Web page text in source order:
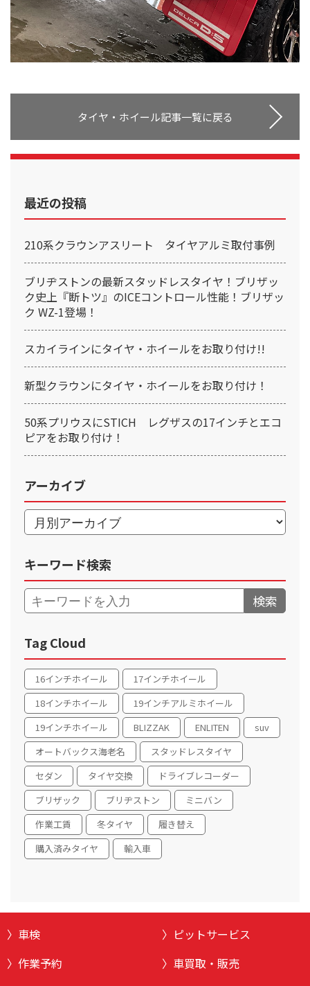
タイヤ・ホイール記事一覧に戻る
最近の投稿
210系クラウンアスリート タイヤアルミ取付事例
ブリヂストンの最新スタッドレスタイヤ！ブリザッ
ク史上『断トツ』のICEコントロール性能！ブリザッ
ク WZ-1登場！
スカイラインにタイヤ・ホイールをお取り付け!!
新型クラウンにタイヤ・ホイールをお取り付け！
50系プリウスにSTICH レグザスの17インチとエコ
ピアをお取り付け！
アーカイブ
キーワード検索
検索
Tag Cloud
16インチホイール
17インチホイール
18インチホイール
19インチアルミホイール
19インチホイール
BLIZZAK ENLITEN
suv
オートバックス海老名
スタッドレスタイヤ
セダン
タイヤ交換
ドライブレコーダー
ブリザック
ブリヂストン
ミニバン
作業工賃
冬タイヤ
履き替え
購入済みタイヤ
輸入車
車検
ピットサービス
作業予約
車買取・販売